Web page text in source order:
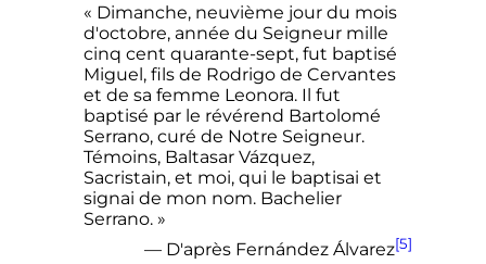
« Dimanche, neuvième jour du mois
d'octobre, année du Seigneur mille
cinq cent quarante-sept, fut baptisé
Miguel, fils de Rodrigo de Cervantes
et de sa femme Leonora. Il fut
baptisé par le révérend Bartolomé
Serrano, curé de Notre Seigneur.
Témoins, Baltasar Vázquez,
Sacristain, et moi, qui le baptisai et
signai de mon nom. Bachelier
Serrano. »
— D'après Fernández Álvarez[5]